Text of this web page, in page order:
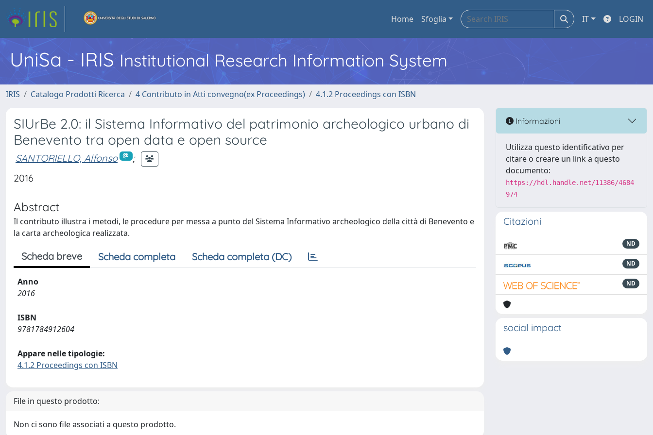
Home Sfoglia IT LOGIN
UniSa - IRIS Institutional Research Information System
IRIS Catalogo Prodotti Ricerca 4 Contributo in Atti convegno(ex Proceedings) 4.1.2 Proceedings con ISBN
SIUrBe 2.0: il Sistema Informativo del patrimonio archeologico urbano di
Benevento tra open data e open source
SANTORIELLO, Alfonso
;
2016
Abstract
Il contributo illustra i metodi, le procedure per messa a punto del Sistema Informativo archeologico della città di Benevento e
la carta archeologica realizzata.
Scheda breve Scheda completa Scheda completa (DC)
Anno
2016
ISBN
9781784912604
Appare nelle tipologie:
4.1.2 Proceedings con ISBN
File in questo prodotto:
Non ci sono file associati a questo prodotto.
Informazioni
Utilizza questo identificativo per
citare o creare un link a questo
documento:
https://hdl.handle.net/11386/4684
974
Citazioni
ND
ND
ND
social impact